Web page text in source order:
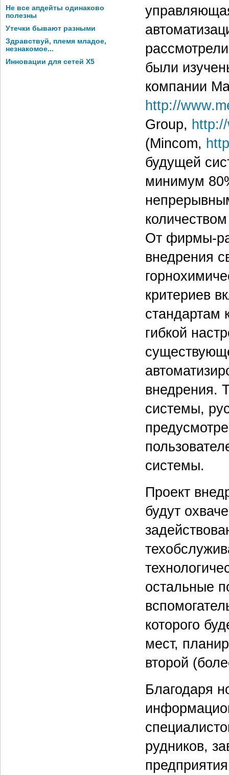
Не все апдейты одинаково
полезны
Утечки бывают разными
Здравствуй, племя младое,
незнакомое...
Инновации для сетей X5
были
компании
http://
Group,
(Mincom,
будущей
минимум
От фирмы-
внедрения
критериев
стандартам
гибкой
внедрения.
системы,
системы.
Проект
будут
остальные
которого
мест,
второй
Благодаря
рудников,